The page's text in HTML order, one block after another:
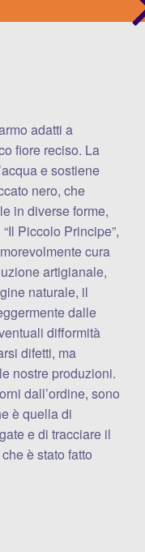
adatti a
fiore reciso. La
e sostiene
nero, che
in diverse forme,
Piccolo Principe”,
cura
artigianale,
naturale, il
dalle
difformità
difetti, ma
nostre produzioni.
dall’ordine, sono
è quella di
e di tracciare il
è stato fatto